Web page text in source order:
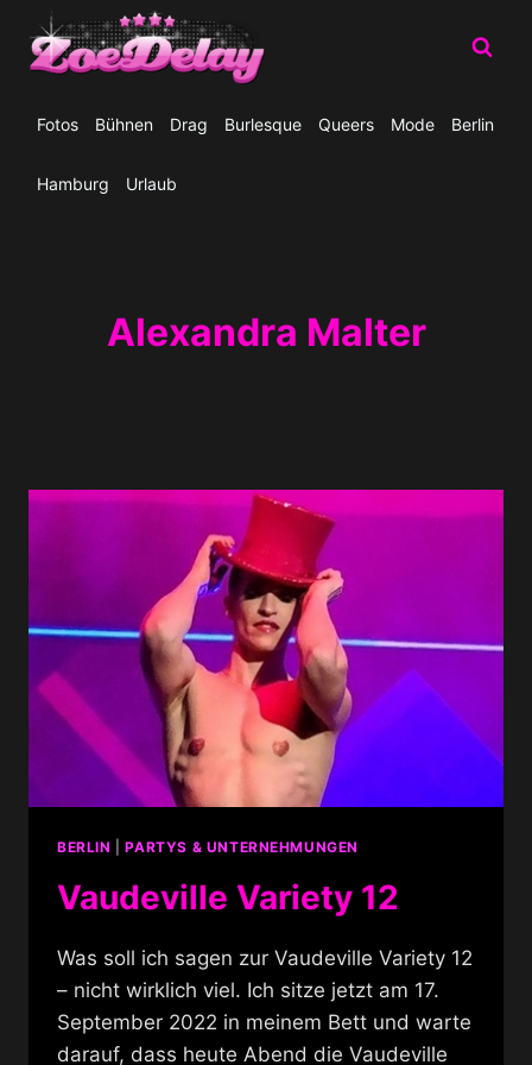
Inhalt
springen
Fotos Bühnen Drag Burlesque Queers Mode Berlin
Hamburg Urlaub
Alexandra Malter
BERLIN |PARTYS & UNTERNEHMUNGEN
Vaudeville Variety 12
Was soll ich sagen zur Vaudeville Variety 12
– nicht wirklich viel. Ich sitze jetzt am 17.
September 2022 in meinem Bett und warte
darauf, dass heute Abend die Vaudeville